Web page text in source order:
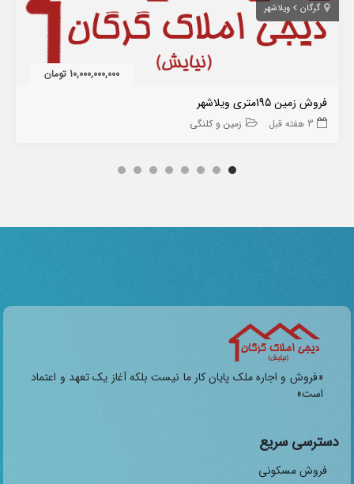
گرگان ویلاشهر
10,000,000,000 تومان
فروش زمین 195متری ویلاشهر
3 هفته قبل زمین و کلنگی
«فروش و اجاره ملک پایان کار ما نیست بلکه آغاز یک تعهد و اعتماد
است»
دسترسی سریع
فروش مسکونی